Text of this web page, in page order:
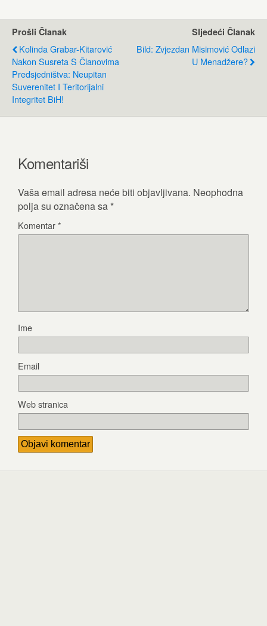
Prošli Članak
Kolinda Grabar-Kitarović
Nakon Susreta S Članovima
Predsjedništva: Neupitan
Suverenitet I Teritorijalni
Integritet BiH!
Sljedeći Članak
Bild: Zvjezdan Misimović Odlazi
U Menadžere?
Komentariši
Vaša email adresa neće biti objavljivana. Neophodna
polja su označena sa *
Komentar*
Ime
Email
Web stranica